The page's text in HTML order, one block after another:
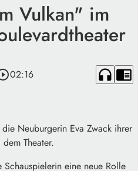
Vulkan" im
02:16 headphones chrome_reader_mode
Neuburgerin Eva Zwack ihrer
Theater.
Schauspielerin eine neue Rolle